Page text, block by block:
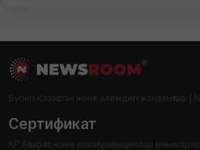
Бүгінгі Қазақстан және әлемдегі жаңалықтар
Сертификат
ҚР Ақпарат және коммуникациялар